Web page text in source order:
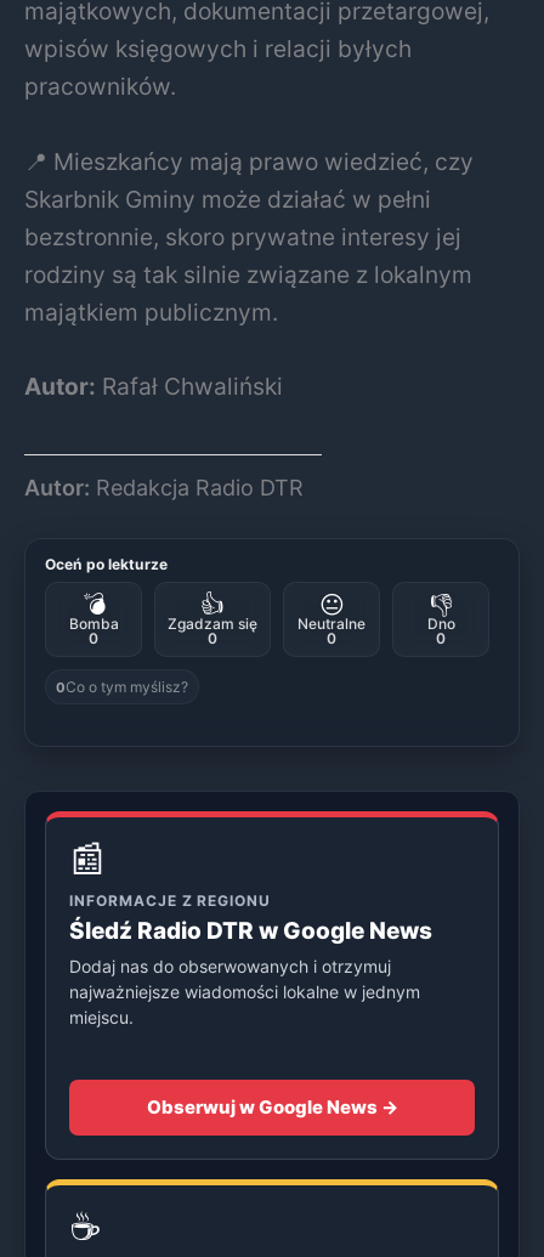
majątkowych, dokumentacji przetargowej,
wpisów księgowych i relacji byłych
pracowników.
📍 Mieszkańcy mają prawo wiedzieć, czy
Skarbnik Gminy może działać w pełni
bezstronnie, skoro prywatne interesy jej
rodziny są tak silnie związane z lokalnym
majątkiem publicznym.
Autor: Rafał Chwaliński
Autor: Redakcja Radio DTR
Oceń po lekturze
💣
Bomba
0
👍
Zgadzam się
0
😐
Neutralne
0
👎
Dno
0
0Co o tym myślisz?
📰
INFORMACJE Z REGIONU
Śledź Radio DTR w Google News
Dodaj nas do obserwowanych i otrzymuj
najważniejsze wiadomości lokalne w jednym
miejscu.
Obserwuj w Google News →
☕